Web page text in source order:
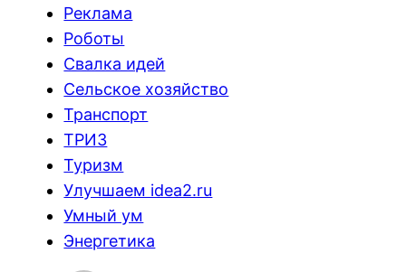
Реклама
Роботы
Свалка идей
Сельское хозяйство
Транспорт
ТРИЗ
Туризм
Улучшаем idea2.ru
Умный ум
Энергетика